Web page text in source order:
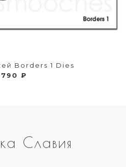
Borders 1 Dies
790 ₽
Славия